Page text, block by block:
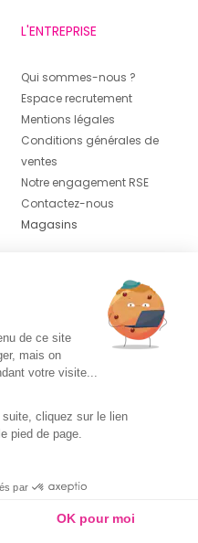
L'ENTREPRISE
Qui sommes-nous ?
Espace recrutement
Mentions légales
Conditions générales de
ventes
Notre engagement RSE
Contactez-nous
Magasins
de ce site
mais on
votre visite...
cliquez sur le lien
pied de page.
par
OK pour moi